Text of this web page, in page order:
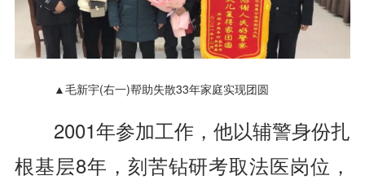
▲毛新宇(右一)帮助失散33年家庭实现团圆
2001年参加工作， 他以辅警身份扎
根基层8年， 刻苦钻研考取法医岗位，